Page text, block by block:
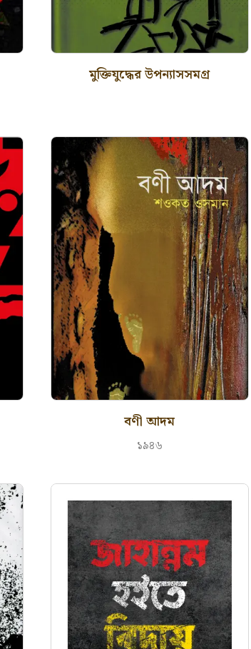
মুক্তিযুদ্ধের উপন্যাসসমগ্র
বণী আদম
১৯৪৬